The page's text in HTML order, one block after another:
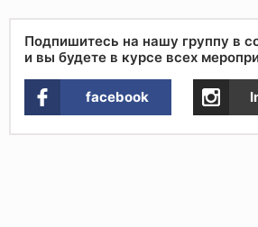
Подпишитесь на нашу группу в
и вы будете в курсе всех
facebook